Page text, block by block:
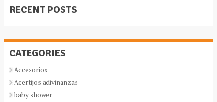
RECENT POSTS
CATEGORIES
Accesorios
Acertijos adivinanzas
baby shower